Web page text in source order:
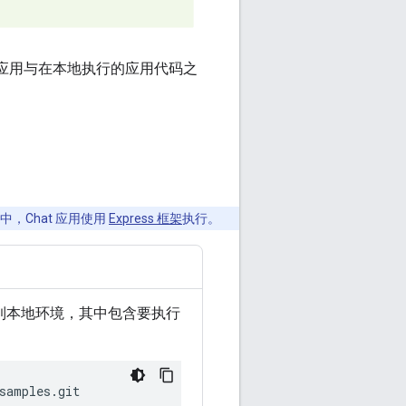
用与在本地执行的应用代码之
，Chat 应用使用 Express 框架执行。
地环境，其中包含要执行